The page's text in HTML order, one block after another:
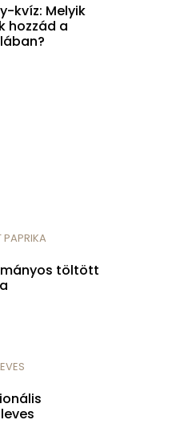
kvíz: Melyik
hozzád a
PAPRIKA
töltött